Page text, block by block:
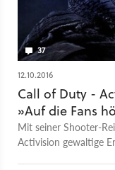
37
12.10.2016
Call of Duty -
»Auf die Fans
Mit seiner Shooter-
Activision gewaltige